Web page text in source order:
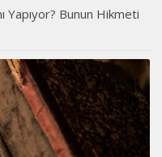
Yapıyor? Bunun Hikmeti